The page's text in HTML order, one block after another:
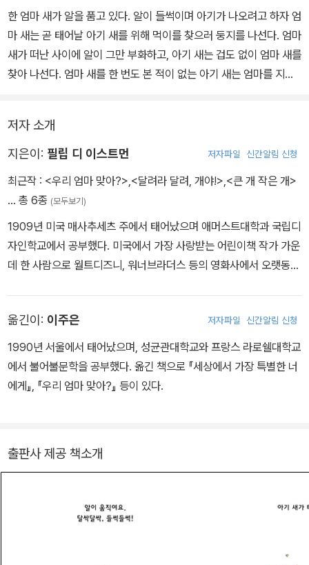
서도 『우리 엄마 맞아?』는 처음 나온 지 50년이 넘은 지금까지도 가
장 널리 읽히는 그의 대표작입니다.
이 책은 이스트먼의 또 다른 대표작인 『큰 개 작은 개』, 『달려라 달려,
개야!』와 더불어 리듬감 있게 반복되는 말과 이야기의 재미에 생동감
빠진 아이가 어느 날 문득 눈을 동그랗게 뜨고 “우리 엄마 맞아?”라
고 묻더라도, 부디 많이 놀라는 엄마가 없으시길 바랍니다.
한 엄마 새가 알을 품고 있다. 알이 들썩이며 아기가 나오려고 하자 엄
마 새는 곧 태어날 아기 새를 위해 먹이를 찾으러 둥지를 나선다. 엄마
새가 떠난 사이에 알이 그만 부화하고, 아기 새는 겁도 없이 엄마 새를
찾아 나선다. 엄마 새를 한 번도 본 적이 없는 아기 새는 엄마를 지나
지만 모두 아기 새의 엄마는 아니다. 아기 새는 엄마를 찾지 못해 슬퍼
한다. 그러나 우연히 뿌아앙의 도움을 받아 다시 둥지로 돌아오게 되
저자 소개
지은이: 필립 디 이스트먼 저자파일 신간알림 신청
최근작 : <우리 엄마 맞아?>,<달려라 달려, 개야!>,<큰 개 작은 개>
… 총 6종 (모두보기)
1909년 미국 매사추세츠 주에서 태어났으며 애머스트대학과 국립디
자인학교에서 공부했다. 미국에서 가장 사랑받는 어린이책 작가 가운
데 한 사람으로 월트디즈니, 워너브라더스 등의 영화사에서 오랫동안
다. 대표작으로 『큰 개 작은 개』, 『달려라 달려, 개야!』, 『파드닥, 날개
를 펴라』, 『우리 엄마 맞아?』 등이 있다.
옮긴이: 이주은 저자파일 신간알림 신청
1990년 서울에서 태어났으며, 성균관대학교와 프랑스 라로쉘대학교
에서 불어불문학을 공부했다. 옮긴 책으로 『세상에서 가장 특별한 너
에게』, 『우리 엄마 맞아?』 등이 있다.
출판사 제공 책소개